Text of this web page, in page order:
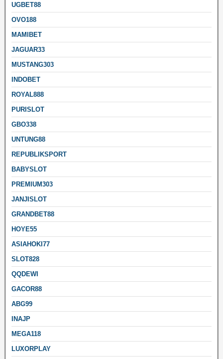
UGBET88
OVO188
MAMIBET
JAGUAR33
MUSTANG303
INDOBET
ROYAL888
PURISLOT
GBO338
UNTUNG88
REPUBLIKSPORT
BABYSLOT
PREMIUM303
JANJISLOT
GRANDBET88
HOYE55
ASIAHOKI77
SLOT828
QQDEWI
GACOR88
ABG99
INAJP
MEGA118
LUXORPLAY